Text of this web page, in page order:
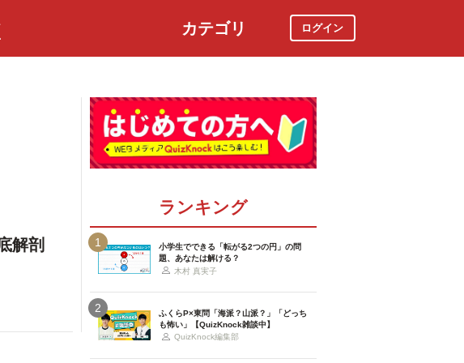
カテゴリ ログイン
解剖
ランキング
1
小学生でできる「転がる2つの円」の問
題、あなたは解ける？
木村 真実子
2
ふくらP×東問「海派？山派？」「どっち
も怖い」【QuizKnock雑談中】
QuizKnock編集部